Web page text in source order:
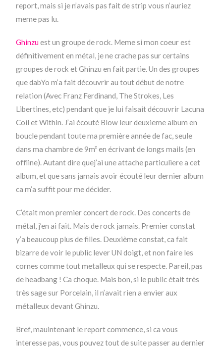
report, mais si je n’avais pas fait de strip vous n’auriez
meme pas lu.
Ghinzuest un groupe de rock. Meme si mon coeur est
définitivement en métal, je ne crache pas sur certains
groupes de rock et Ghinzu en fait partie. Un des groupes
que dabYo m’a fait découvrir au tout début de notre
relation (Avec Franz Ferdinand, The Strokes, Les
Libertines, etc) pendant que je lui faisait découvrir Lacuna
Coil et Within. J’ai écouté Blow leur deuxieme album en
boucle pendant toute ma première année de fac, seule
dans ma chambre de 9m² en écrivant de longs mails (en
offline). Autant dire quej’ai une attache particuliere a cet
album, et que sans jamais avoir écouté leur dernier album
ca m’a suffit pour me décider.
C’était mon premier concert de rock. Des concerts de
métal, j’en ai fait. Mais de rock jamais. Premier constat
y’a beaucoup plus de filles. Deuxième constat, ca fait
bizarre de voir le public lever UN doigt, et non faire les
cornes comme tout metalleux qui se respecte. Pareil, pas
de headbang ! Ca choque. Mais bon, si le public était très
très sage sur Porcelain, il n’avait rien a envier aux
métalleux devant Ghinzu.
Bref, mauintenant le report commence, si ca vous
interesse pas, vous pouvez tout de suite passer au dernier